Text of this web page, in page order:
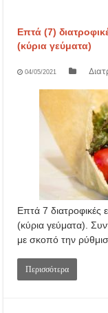
Επτά (7)
(κύρια γεύματα)
04/05/2021
Επτά 7 διατροφικές
(κύρια γεύματα).
με σκοπό την
Περισσότερα